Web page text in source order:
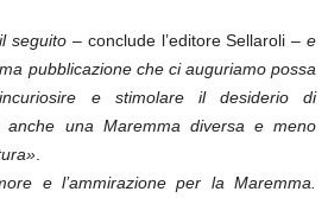
seguito – conclude l’editore Sellaroli –e
pubblicazione che ci auguriamo possa
e stimolare il desiderio di
una Maremma diversa e meno
e l’ammirazione per la Maremma.